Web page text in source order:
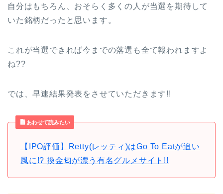
自分はもちろん、おそらく多くの人が当選を期待して
いた銘柄だったと思います。
これが当選できれば今までの落選も全て報われますよ
ね??
では、早速結果発表をさせていただきます!!
あわせて読みたい
【IPO評価】Retty(レッティ)はGo To Eatが追い
風に!? 換金匂が漂う有名グルメサイト!!